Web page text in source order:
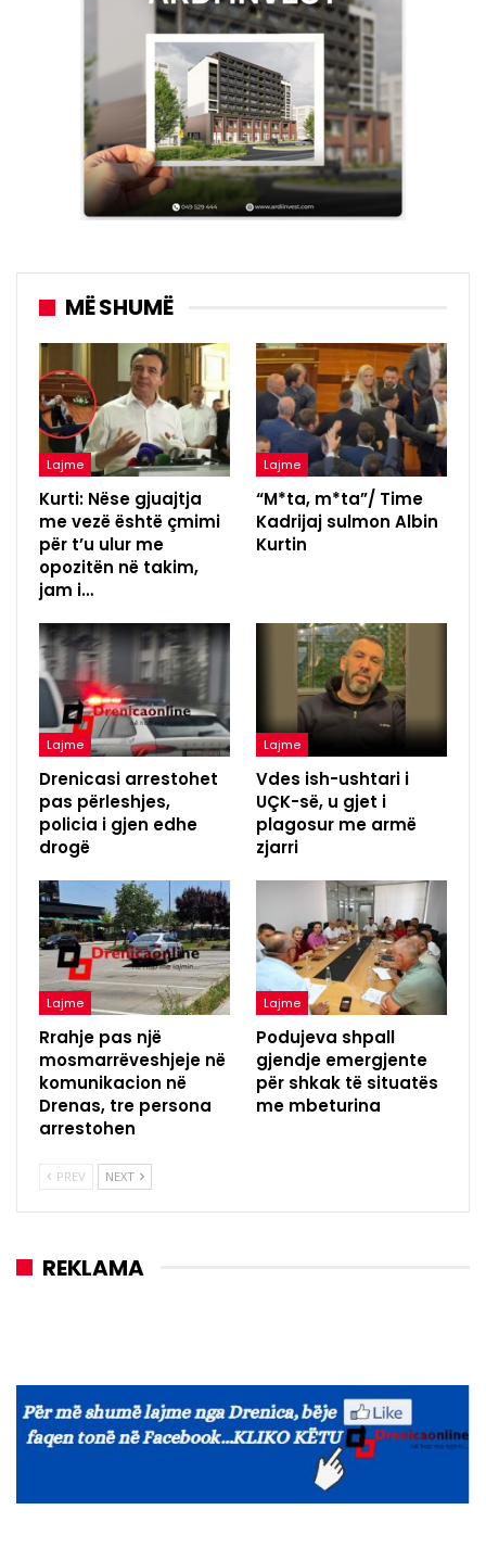
MË SHUMË
Lajme
Kurti: Nëse gjuajtja
me vezë është çmimi
për t’u ulur me
opozitën në takim,
jam i…
Lajme
“M*ta, m*ta”/ Time
Kadrijaj sulmon Albin
Kurtin
Lajme
Drenicasi arrestohet
pas përleshjes,
policia i gjen edhe
drogë
Lajme
Vdes ish-ushtari i
UÇK-së, u gjet i
plagosur me armë
zjarri
Lajme
Rrahje pas një
mosmarrëveshjeje në
komunikacion në
Drenas, tre persona
arrestohen
Lajme
Podujeva shpall
gjendje emergjente
për shkak të situatës
me mbeturina
PREV NEXT
REKLAMA